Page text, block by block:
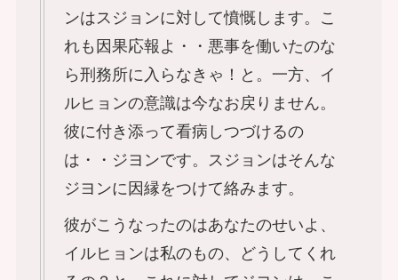
ンはスジョンに対して憤慨します。こ
れも因果応報よ・・悪事を働いたのな
ら刑務所に入らなきゃ！と。一方、イ
ルヒョンの意識は今なお戻りません。
彼に付き添って看病しつづけるの
は・・ジヨンです。スジョンはそんな
ジヨンに因縁をつけて絡みます。
彼がこうなったのはあなたのせいよ、
イルヒョンは私のもの、どうしてくれ